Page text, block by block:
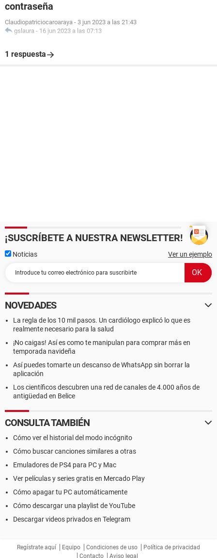
contraseña
Claudiopatriciocaroaraya - 3 jun 2023 a las 21:43
gslaura - 16 jun 2023 a las 07:13
1 respuesta
¡SUSCRÍBETE A NUESTRA NEWSLETTER!
Noticias Ver un ejemplo
NOVEDADES
La regla de los 10 mil pasos. Un cardiólogo explicó lo que es
realmente necesario para la salud
¡No caigas! Así es como te manipulan para comprar más en
temporada navideña
Así puedes tomarte un descanso de WhatsApp sin borrar la
aplicación
Los científicos descubren una red de canales de 4.000 años de
antigüedad en Belice
CONSULTA TAMBIÉN
Cómo ver el historial del modo incógnito
Cómo buscar canciones similares a otras
Emuladores de PS4 para PC y Mac
Ver películas y series gratis en Mercado Play
Cómo apagar tu PC automáticamente
Cómo descargar una playlist de YouTube
Descargar videos privados en Telegram
Regístrate aquí Equipo Condiciones de uso
Política de privacidad
Contacto
Aviso legal